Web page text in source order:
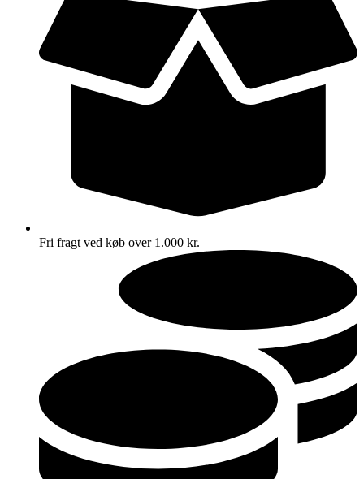
Fri fragt ved køb over 1.000 kr.